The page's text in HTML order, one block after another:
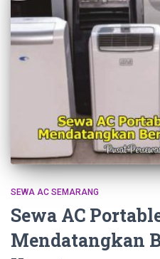
SEWA AC SEMARANG
Sewa AC
Mendatangkan